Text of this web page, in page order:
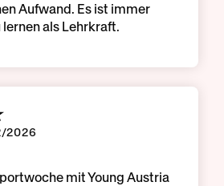
Aufwand. Es ist immer
lernen als Lehrkraft.
2026
mit Young Austria